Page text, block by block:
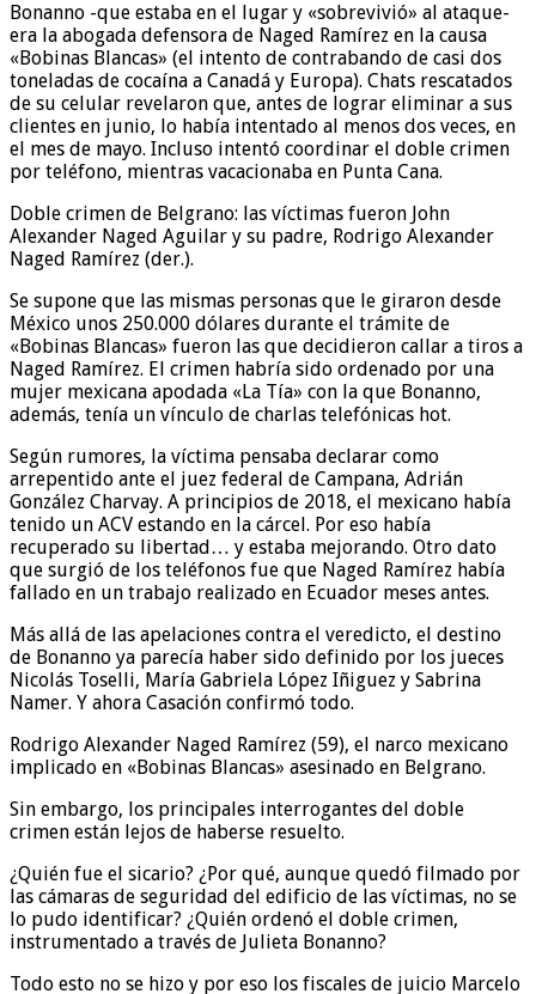
Bonanno -que estaba en el lugar y «sobrevivió» al ataque-
era la abogada defensora de Naged Ramírez en la causa
«Bobinas Blancas» (el intento de contrabando de casi dos
toneladas de cocaína a Canadá y Europa). Chats rescatados
de su celular revelaron que, antes de lograr eliminar a sus
clientes en junio, lo había intentado al menos dos veces, en
el mes de mayo. Incluso intentó coordinar el doble crimen
por teléfono, mientras vacacionaba en Punta Cana.
Doble crimen de Belgrano: las víctimas fueron John
Alexander Naged Aguilar y su padre, Rodrigo Alexander
Naged Ramírez (der.).
Se supone que las mismas personas que le giraron desde
México unos 250.000 dólares durante el trámite de
«Bobinas Blancas» fueron las que decidieron callar a tiros a
Naged Ramírez. El crimen habría sido ordenado por una
mujer mexicana apodada «La Tía» con la que Bonanno,
además, tenía un vínculo de charlas telefónicas hot.
Según rumores, la víctima pensaba declarar como
arrepentido ante el juez federal de Campana, Adrián
González Charvay. A principios de 2018, el mexicano había
tenido un ACV estando en la cárcel. Por eso había
recuperado su libertad… y estaba mejorando. Otro dato
que surgió de los teléfonos fue que Naged Ramírez había
fallado en un trabajo realizado en Ecuador meses antes.
Más allá de las apelaciones contra el veredicto, el destino
de Bonanno ya parecía haber sido definido por los jueces
Nicolás Toselli, María Gabriela López Iñiguez y Sabrina
Namer. Y ahora Casación confirmó todo.
Rodrigo Alexander Naged Ramírez (59), el narco mexicano
implicado en «Bobinas Blancas» asesinado en Belgrano.
Sin embargo, los principales interrogantes del doble
crimen están lejos de haberse resuelto.
¿Quién fue el sicario? ¿Por qué, aunque quedó filmado por
las cámaras de seguridad del edificio de las víctimas, no se
lo pudo identificar? ¿Quién ordenó el doble crimen,
instrumentado a través de Julieta Bonanno?
Todo esto no se hizo y por eso los fiscales de juicio Marcelo